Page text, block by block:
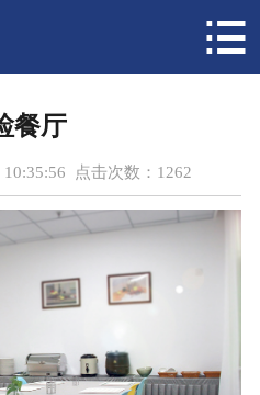
新闻中心
医保指南

餐厅
点击次数： 1262